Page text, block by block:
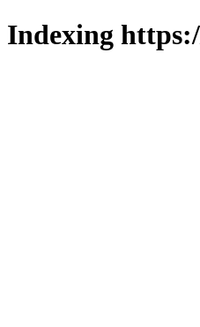
Indexing